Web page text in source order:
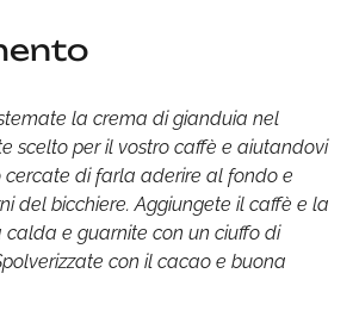
la crema di gianduia nel
scelto per il vostro caffè e aiutandovi
cercate di farla aderire al fondo e
del bicchiere. Aggiungete il caffè e la
e guarnite con un ciuffo di
con il cacao e buona